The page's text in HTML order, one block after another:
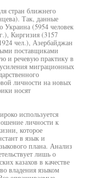
стран ближнего
Так, данные
Украина (5954 человек
Киргизия (3157
чел.), Азербайджан
поставщиками
и речевую практику в
миграционных
личности на новых
носят
используется
личности к
которое
в язык и
плана. Анализ
лишь о
казахов в качестве
владения языком